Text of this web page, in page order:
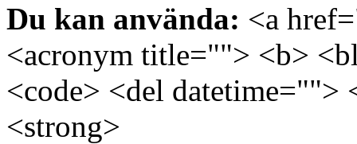
Du kan använda: <a
<acronym title=""> <b>
<code> <del
<strong>